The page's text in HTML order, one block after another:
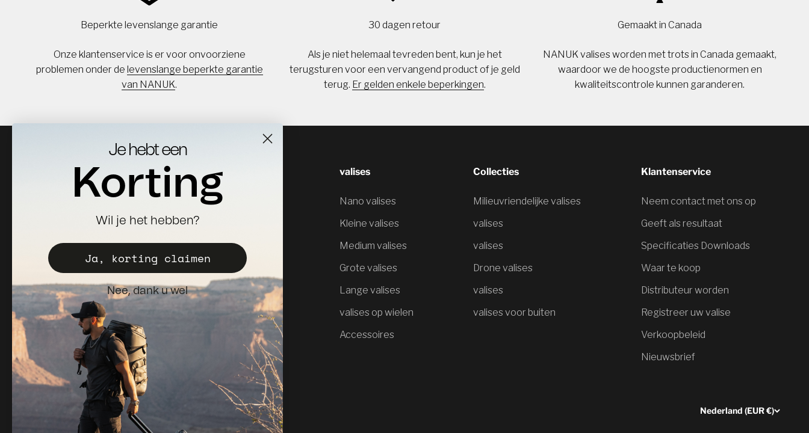
Beperkte levenslange garantie
Onze klantenservice is er voor onvoorziene
problemen onder de levenslange beperkte garantie
van NANUK.
30 dagen retour
Als je niet helemaal tevreden bent, kun je het
terugsturen voor een vervangend product of je geld
terug. Er gelden enkele beperkingen.
Gemaakt in Canada
NANUK valises worden met trots in Canada gemaakt,
waardoor we de hoogste productienormen en
kwaliteitscontrole kunnen garanderen.
eerste bestelling.
E-mail
Aanmelden
valises
Nano valises
Kleine valises
Medium valises
Grote valises
Lange valises
valises op wielen
Accessoires
Collecties
Milieuvriendelijke valises
valises
valises
Drone valises
valises
valises voor buiten
Klantenservice
Neem contact met ons op
Geeft als resultaat
Specificaties Downloads
Waar te koop
Distributeur worden
Registreer uw valise
Verkoopbeleid
Nieuwsbrief
Nederland (EUR €)
Je hebt een
Korting
Wil je het hebben?
Ja, korting claimen
Nee, dank u wel